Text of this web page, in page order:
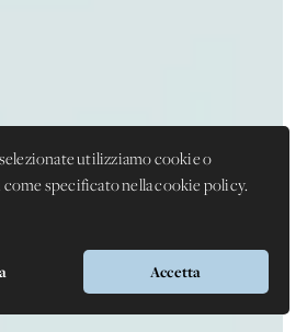
utilizziamo cookie o
specificato nella cookie policy.
Accetta